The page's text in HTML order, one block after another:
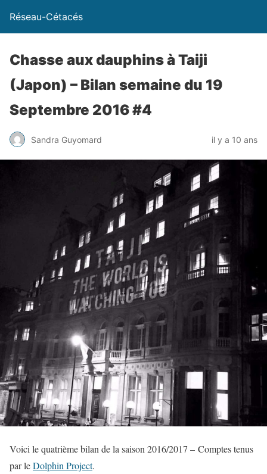
Réseau-Cétacés
Chasse aux dauphins à Taiji
(Japon) – Bilan semaine du 19
Septembre 2016 #4
Sandra Guyomard il y a 10 ans
Voici le quatrième bilan de la saison 2016/2017 – Comptes tenus
par leDolphin Project.